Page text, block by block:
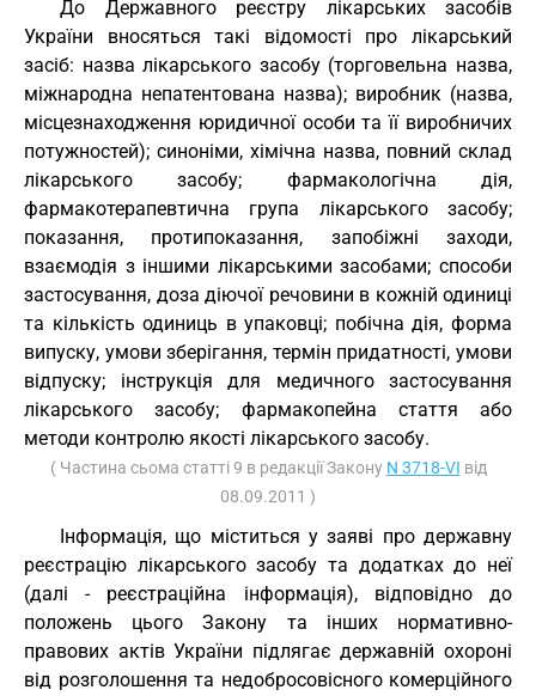
До Державного реєстру лікарських засобів
України вносяться такі відомості про лікарський
засіб: назва лікарського засобу (торговельна назва,
міжнародна непатентована назва); виробник (назва,
місцезнаходження юридичної особи та її виробничих
потужностей); синоніми, хімічна назва, повний склад
лікарського засобу; фармакологічна дія,
фармакотерапевтична група лікарського засобу;
показання, протипоказання, запобіжні заходи,
взаємодія з іншими лікарськими засобами; способи
застосування, доза діючої речовини в кожній одиниці
та кількість одиниць в упаковці; побічна дія, форма
випуску, умови зберігання, термін придатності, умови
відпуску; інструкція для медичного застосування
лікарського засобу; фармакопейна стаття або
методи контролю якості лікарського засобу.
( Частина сьома статті 9 в редакції Закону N 3718-VI від
08.09.2011 )
Інформація, що міститься у заяві про державну
реєстрацію лікарського засобу та додатках до неї
(далі - реєстраційна інформація), відповідно до
положень цього Закону та інших нормативно-
правових актів України підлягає державній охороні
від розголошення та недобросовісного комерційного